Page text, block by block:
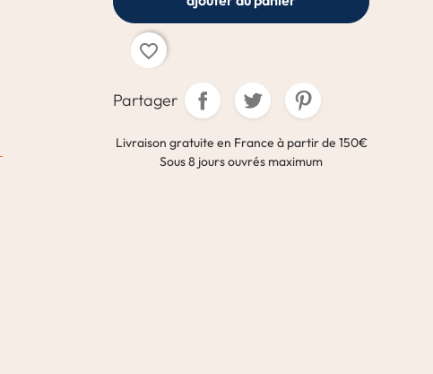
favorite_border
Partager
Livraison gratuite en France à partir de 150€
Sous 8 jours ouvrés maximum